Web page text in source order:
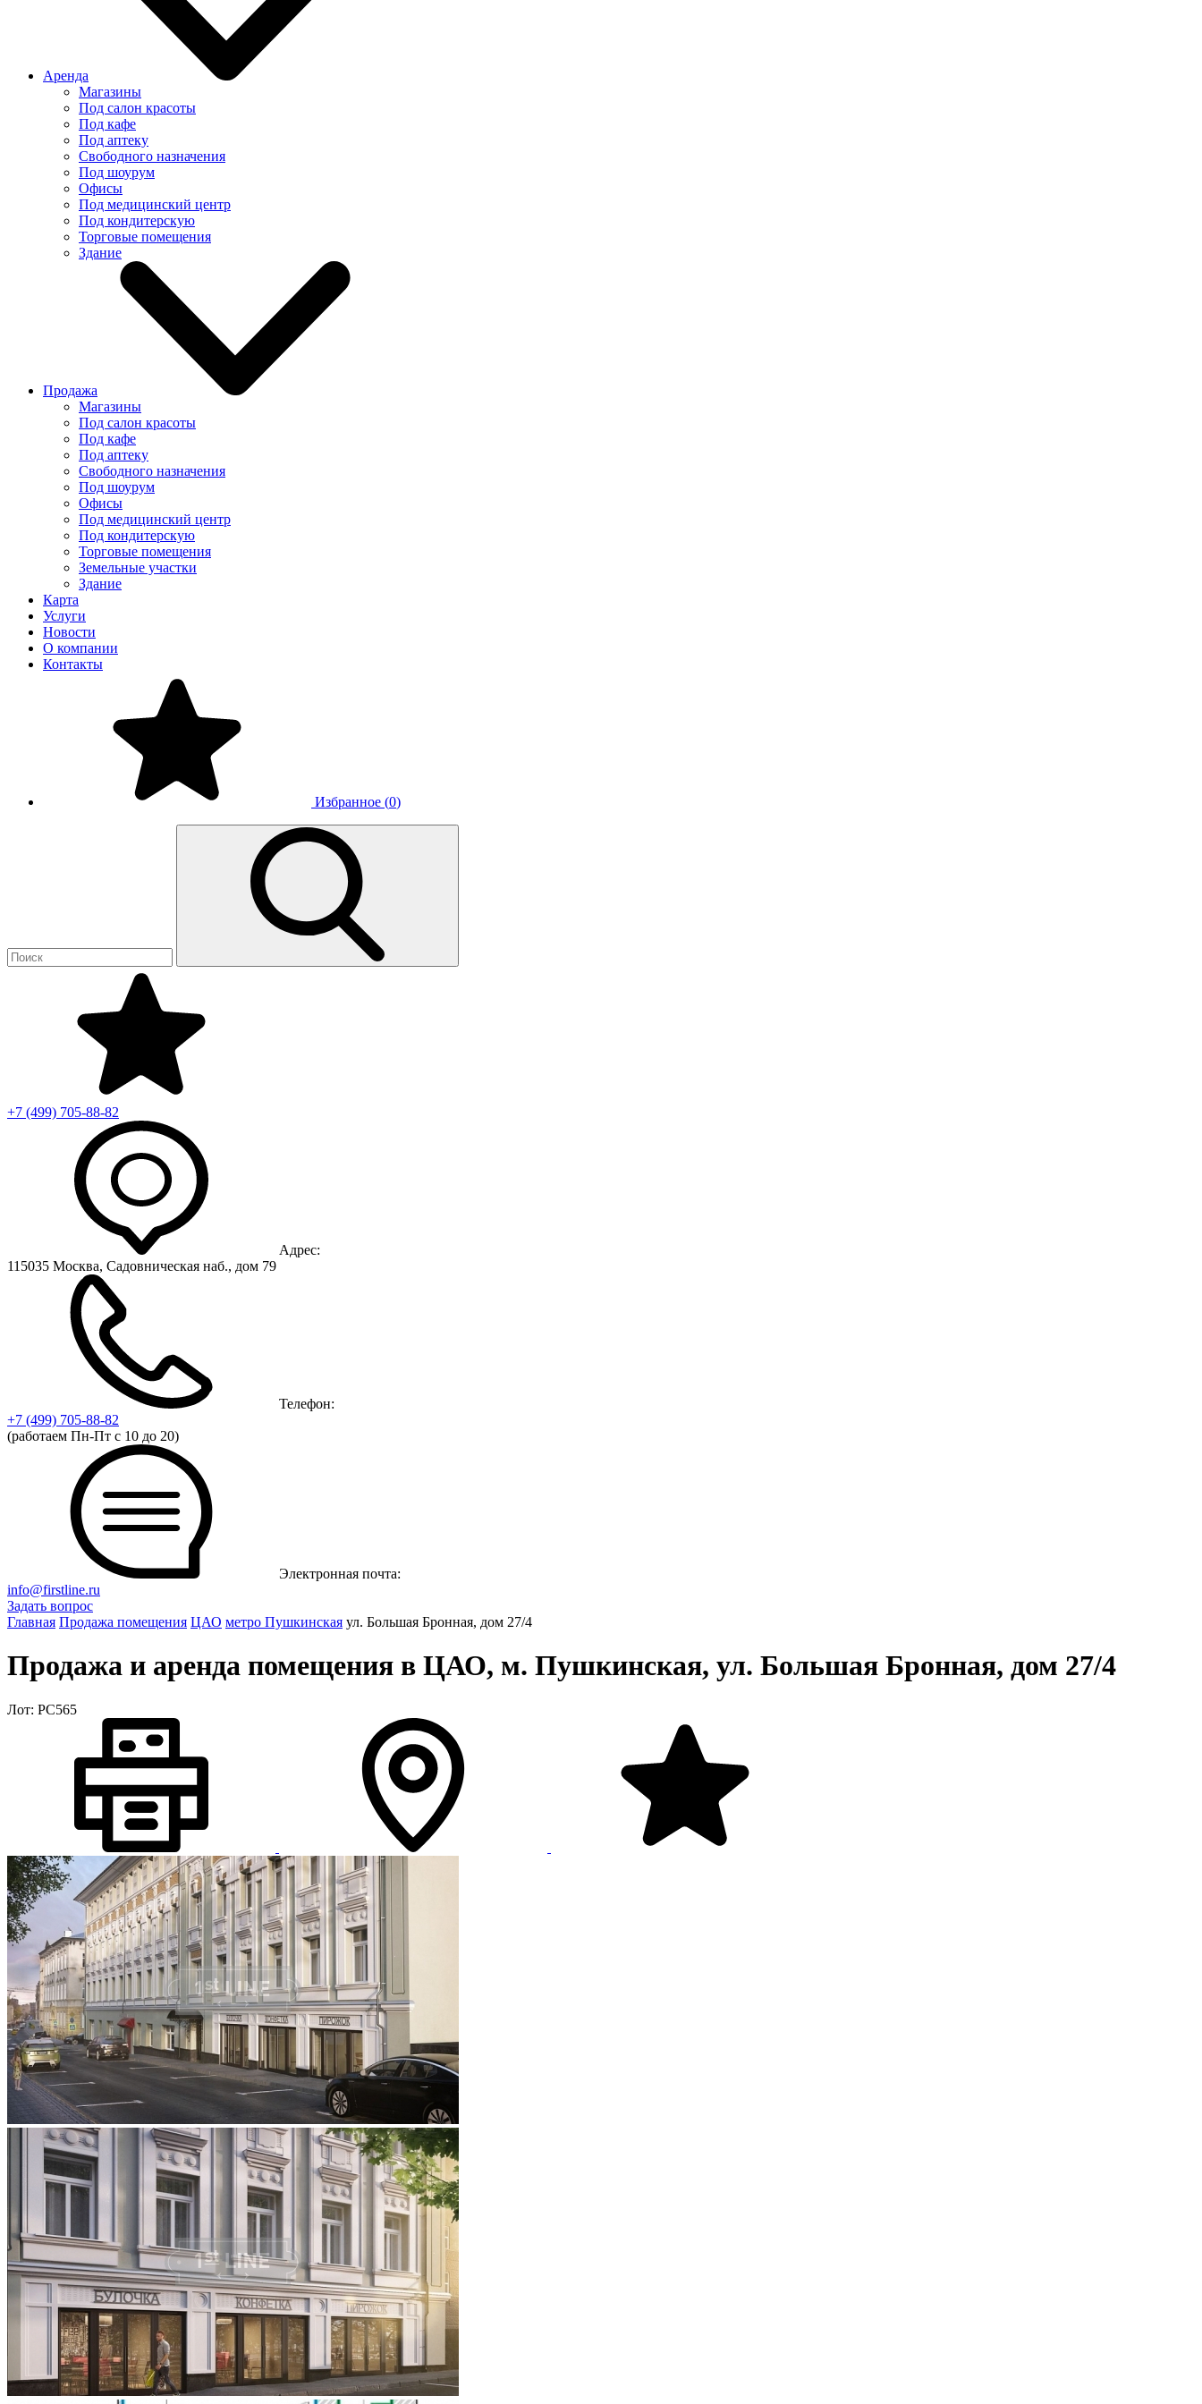
Аренда
Магазины
Под салон красоты
Под кафе
Под аптеку
Свободного назначения
Под шоурум
Офисы
Под медицинский центр
Под кондитерскую
Торговые помещения
Здание
Продажа
Магазины
Под салон красоты
Под кафе
Под аптеку
Свободного назначения
Под шоурум
Офисы
Под медицинский центр
Под кондитерскую
Торговые помещения
Земельные участки
Здание
Карта
Услуги
Новости
О компании
Контакты
Избранное (0)
+7 (499) 705-88-82
Адрес:
115035 Москва, Садовническая наб., дом 79
Телефон:
+7 (499) 705-88-82
(работаем Пн-Пт с 10 до 20)
Электронная почта:
info@firstline.ru
Задать вопрос
Главная Продажа помещения ЦАО метро Пушкинская ул. Большая Бронная, дом 27/4
Продажа и аренда помещения в ЦАО, м. Пушкинская, ул. Большая Бронная, дом 27/4
Лот: РС565